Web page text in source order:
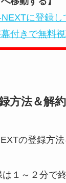
に登録
付きで無料
方法＆解
の登録方法
１～２分で